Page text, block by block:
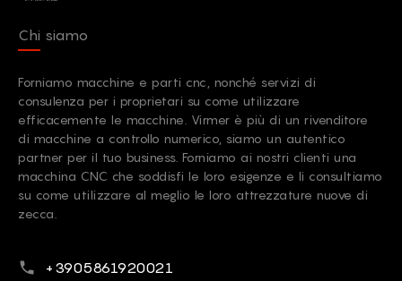
Chi siamo
Forniamo macchine e parti cnc, nonché servizi di
consulenza per i proprietari su come utilizzare
efficacemente le macchine. Virmer è più di un rivenditore
di macchine a controllo numerico, siamo un autentico
partner per il tuo business. Forniamo ai nostri clienti una
macchina CNC che soddisfi le loro esigenze e li consultiamo
su come utilizzare al meglio le loro attrezzature nuove di
zecca.
Numero di telefono
+3905861920021